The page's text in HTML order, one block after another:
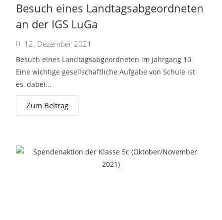
Besuch eines Landtagsabgeordneten
an der IGS LuGa
12. Dezember 2021
Besuch eines Landtagsabgeordneten im Jahrgang 10
Eine wichtige gesellschaftliche Aufgabe von Schule ist
es, dabei...
Zum Beitrag